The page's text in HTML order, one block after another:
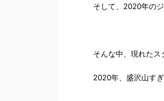
そして、2020年の
そんな中、現れた
2020年、盛沢山すぎ